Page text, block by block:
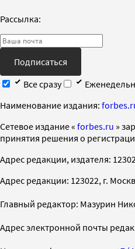
Рассылка:
Подписаться
Все сразу
Наименование издания:
Cетевое издание « forbes.ru »
принятия решения о
Адрес редакции, издателя:
Адрес редакции: 123022, г.
Главный редактор: Мазурин
Адрес электронной почты